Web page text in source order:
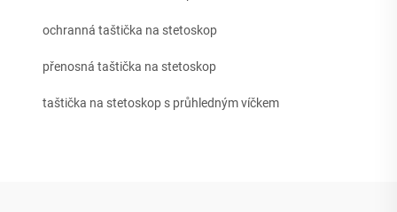
ochranná taštička na stetoskop
přenosná taštička na stetoskop
taštička na stetoskop s průhledným víčkem